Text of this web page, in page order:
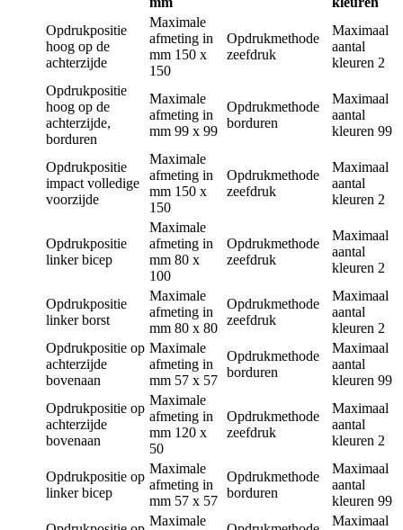
Opdrukpositie
hoog op de
achterzijde
Maximale
afmeting in
mm 150 x
150
Opdrukmethode
zeefdruk
Maximaal
aantal
kleuren 2
Opdrukpositie
hoog op de
achterzijde,
borduren
Maximale
afmeting in
mm 99 x 99
Opdrukmethode
borduren
Maximaal
aantal
kleuren 99
Opdrukpositie
impact volledige
voorzijde
Maximale
afmeting in
mm 150 x
150
Opdrukmethode
zeefdruk
Maximaal
aantal
kleuren 2
Opdrukpositie
linker bicep
Maximale
afmeting in
mm 80 x
100
Opdrukmethode
zeefdruk
Maximaal
aantal
kleuren 2
Opdrukpositie
linker borst
Maximale
afmeting in
mm 80 x 80
Opdrukmethode
zeefdruk
Maximaal
aantal
kleuren 2
Opdrukpositie op
achterzijde
bovenaan
Maximale
afmeting in
mm 57 x 57
Opdrukmethode
borduren
Maximaal
aantal
kleuren 99
Opdrukpositie op
achterzijde
bovenaan
Maximale
afmeting in
mm 120 x
50
Opdrukmethode
zeefdruk
Maximaal
aantal
kleuren 2
Opdrukpositie op
linker bicep
Maximale
afmeting in
mm 57 x 57
Opdrukmethode
borduren
Maximaal
aantal
kleuren 99
Maximale
Maximaal